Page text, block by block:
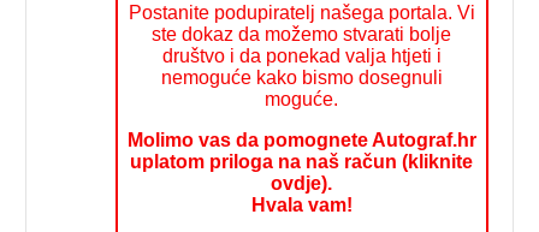
Postanite podupiratelj našega portala. Vi
ste dokaz da možemo stvarati bolje
društvo i da ponekad valja htjeti i
nemoguće kako bismo dosegnuli
moguće.
Molimo vas da pomognete Autograf.hr
uplatom priloga na naš račun (kliknite
ovdje).
Hvala vam!